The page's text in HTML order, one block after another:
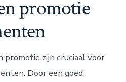
promotie
promotie zijn cruciaal voor
Door een goed